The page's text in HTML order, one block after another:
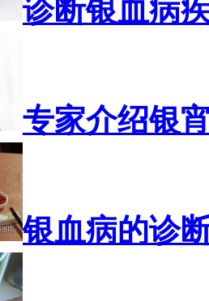
诊断银血病
专家介绍银
银血病的诊